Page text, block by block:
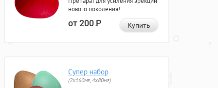
нового поколения!
от 200Р Купить
Супер набор
(2х160мг, 4х80мг)